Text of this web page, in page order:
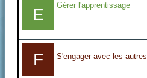
E
Gérer l'apprentissage
F S'engager avec les autres